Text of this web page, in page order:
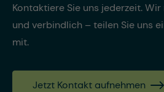
Kontaktiere Sie uns jederzeit.
und verbindlich – teilen Sie uns
mit.
Jetzt Kontakt aufnehmen